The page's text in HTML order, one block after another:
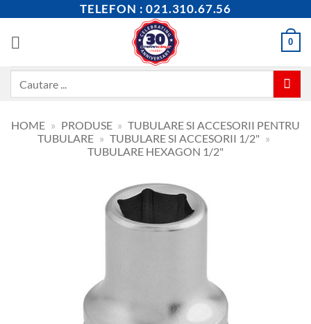
content
TELEFON : 021.310.67.56
0
HOME » PRODUSE » TUBULARE SI ACCESORII PENTRU
TUBULARE » TUBULARE SI ACCESORII 1/2" »
TUBULARE HEXAGON 1/2"